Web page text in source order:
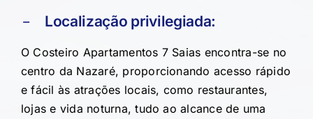
Localização privilegiada:
O Costeiro Apartamentos 7 Saias encontra-se no
centro da Nazaré, proporcionando acesso rápido
e fácil às atrações locais, como restaurantes,
lojas e vida noturna, tudo ao alcance de uma